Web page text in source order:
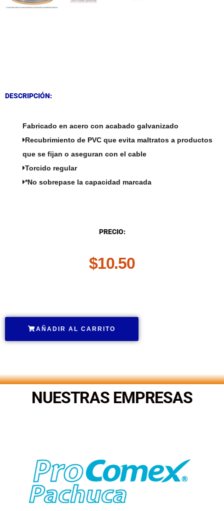
DESCRIPCIÓN:
Fabricado en acero con acabado galvanizado
Recubrimiento de PVC que evita maltratos a productos
que se fijan o aseguran con el cable
Torcido regular
*No sobrepase la capacidad marcada
PRECIO:
$10.50
AÑADIR AL CARRITO
NUESTRAS EMPRESAS